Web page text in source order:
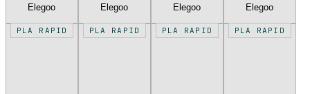
Elegoo
Elegoo
Elegoo
Elegoo
PLA RAPID PLA RAPID PLA RAPID PLA RAPID